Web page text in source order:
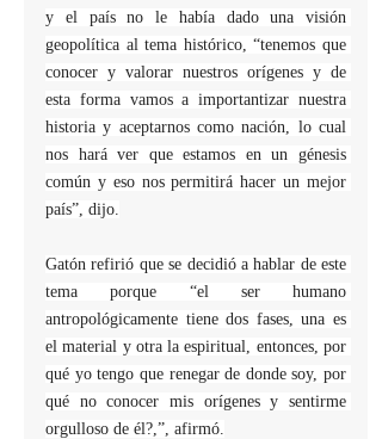
y el país no le había dado una visión
geopolítica al tema histórico, “tenemos que
conocer y valorar nuestros orígenes y de
esta forma vamos a importantizar nuestra
historia y aceptarnos como nación, lo cual
nos hará ver que estamos en un génesis
común y eso nos permitirá hacer un mejor
país”, dijo.
Gatón refirió que se decidió a hablar de este
tema porque “el ser humano
antropológicamente tiene dos fases, una es
el material y otra la espiritual, entonces, por
qué yo tengo que renegar de donde soy, por
qué no conocer mis orígenes y sentirme
orgulloso de él?,”, afirmó.